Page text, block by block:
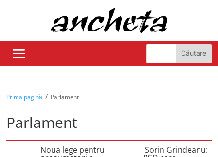
Prima pagină / Parlament
Parlament
Noua lege pentru Sorin Grindeanu: